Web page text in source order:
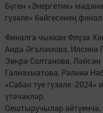
Бүген «Энергетик»
гүзәле» бәйгесенең
Финалга чыккан Флүзә
Аида Әгъләмова, Илсинә
Зөһрә Солтанова,
Галиәхмәтова, Рәлинә
«Сабан туе гүзәле -
үтәчәкләр.
Оештыручылар